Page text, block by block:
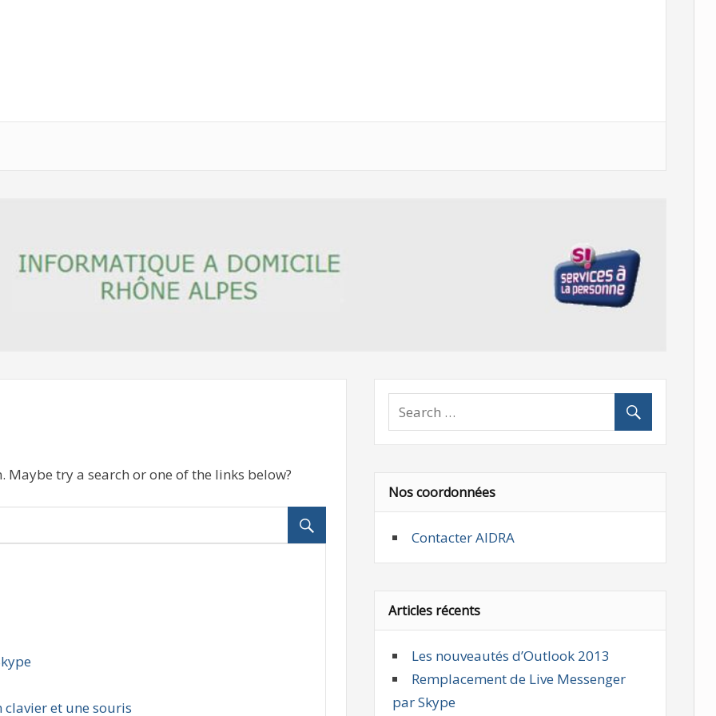
try a search or one of the links below?
et une souris
Nos coordonnées
Contacter AIDRA
Articles récents
Les nouveautés d’Outlook 2013
Remplacement de Live Messenger
par Skype